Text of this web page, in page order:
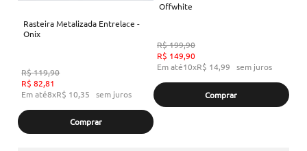
Rasteira Metalizada Entrelace -
Onix
R$119,90
R$ 82,81
Em até8xR$ 10,35 sem juros
Comprar
Offwhite
R$199,90
R$ 149,90
Em até10xR$ 14,99 sem juros
Comprar